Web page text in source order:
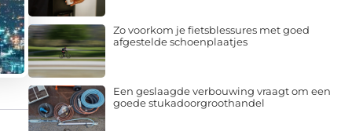
Zo voorkom je fietsblessures met goed
afgestelde schoenplaatjes
Een geslaagde verbouwing vraagt om een
goede stukadoorgroothandel